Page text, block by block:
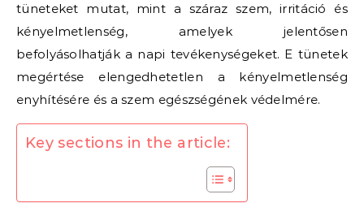
tüneteket mutat, mint a száraz szem, irritáció és
kényelmetlenség, amelyek jelentősen
befolyásolhatják a napi tevékenységeket. E tünetek
megértése elengedhetetlen a kényelmetlenség
enyhítésére és a szem egészségének védelmére.
Key sections in the article: